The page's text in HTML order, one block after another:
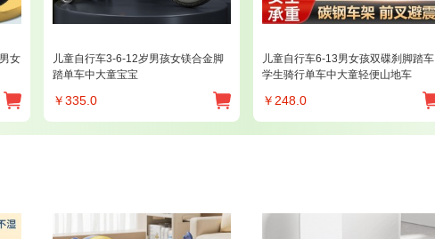
女
儿童自行车3-6-12岁男孩女镁合金脚
踏单车中大童宝宝
￥335.0
儿童自行车6-13男女孩双碟刹脚踏车
学生骑行单车中大童轻便山地车
￥ 248.0